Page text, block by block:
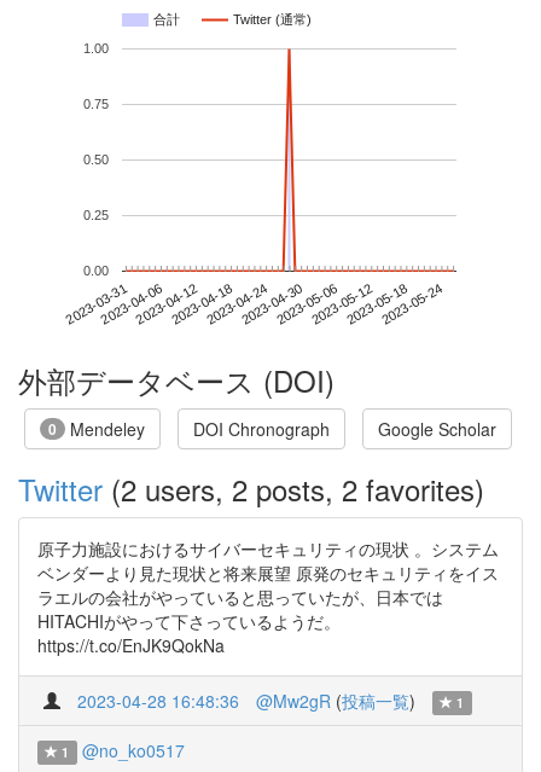
合計 Twitter (通常)
2023-03-312023-04-062023-04-122023-04-182023-04-242023-04-302023-05-062023-05-122023-05-182023-05-24
0.00
0.25
0.50
0.75
1.00
外部データベース (DOI)
0 Mendeley DOI Chronograph Google Scholar
Twitter (2 users, 2 posts, 2 favorites)
原子力施設におけるサイバーセキュリティの現状 。システム
ベンダーより見た現状と将来展望 原発のセキュリティをイス
ラエルの会社がやっていると思っていたが、日本では
HITACHIがやって下さっているようだ。
https://t.co/EnJK9QokNa
2023-04-28 16:48:36 @Mw2gR (投稿一覧) 1
1 @no_ko0517